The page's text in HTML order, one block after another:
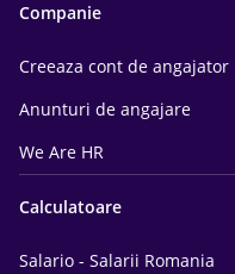
Companie
Creeaza cont de angajator
Anunturi de angajare
We Are HR
Calculatoare
Salario - Salarii Romania